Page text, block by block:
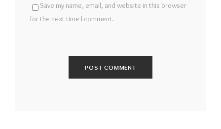
Save my name, email, and website in this browser
for the next time I comment.